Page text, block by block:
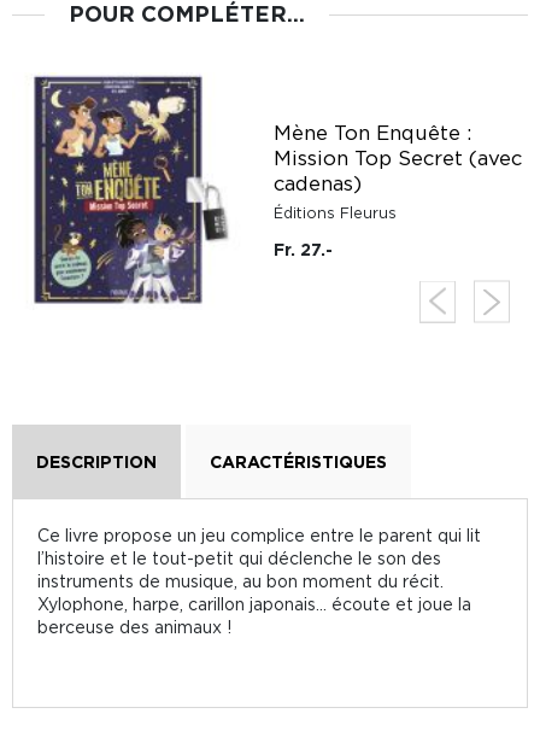
POUR COMPLÉTER...
Mène Ton Enquête :
Mission Top Secret (avec
cadenas)
Éditions Fleurus
Fr. 27.-
DESCRIPTION CARACTÉRISTIQUES
Ce livre propose un jeu complice entre le parent qui lit
l’histoire et le tout-petit qui déclenche le son des
instruments de musique, au bon moment du récit.
Xylophone, harpe, carillon japonais... écoute et joue la
berceuse des animaux !